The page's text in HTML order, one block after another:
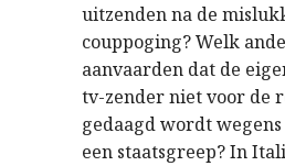
uitzenden na de
couppoging? Welk
aanvaarden dat de
tv-zender niet voor de
gedaagd wordt
een staatsgreep? In